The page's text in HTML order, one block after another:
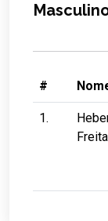
Masculino
#
1.